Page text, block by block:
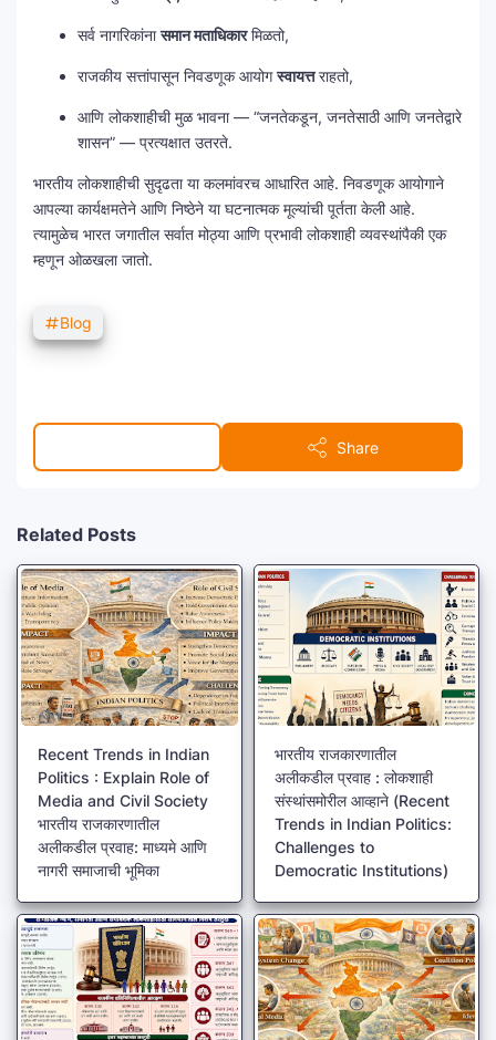
सर्व नागरिकांनासमान मताधिकारमिळतो,
राजकीय सत्तांपासून निवडणूक आयोगस्वायत्तराहतो,
आणि लोकशाहीची मुळ भावना — “जनतेकडून, जनतेसाठी आणि जनतेद्वारे
शासन” — प्रत्यक्षात उतरते.
भारतीय लोकशाहीची सुदृढता या कलमांवरच आधारित आहे. निवडणूक आयोगाने
आपल्या कार्यक्षमतेने आणि निष्ठेने या घटनात्मक मूल्यांची पूर्तता केली आहे.
त्यामुळेच भारत जगातील सर्वात मोठ्या आणि प्रभावी लोकशाही व्यवस्थांपैकी एक
म्हणून ओळखला जातो.
Blog
Share
Related Posts
Recent Trends in Indian
Politics : Explain Role of
Media and Civil Society
भारतीय राजकारणातील
अलीकडील प्रवाह: माध्यमे आणि
नागरी समाजाची भूमिका
भारतीय राजकारणातील
अलीकडील प्रवाह : लोकशाही
संस्थांसमोरील आव्हाने (Recent
Trends in Indian Politics:
Challenges to
Democratic Institutions)